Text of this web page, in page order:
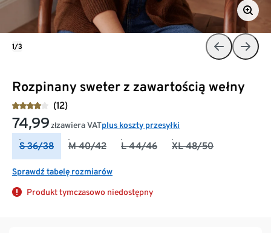
Rozpinany sweter z zawartością wełny
(12)
74,99 złzawiera VATplus koszty przesyłki
S 36/38 M 40/42 L 44/46 XL 48/50
Sprawdź tabelę rozmiarów
Produkt tymczasowo niedostępny
1/3